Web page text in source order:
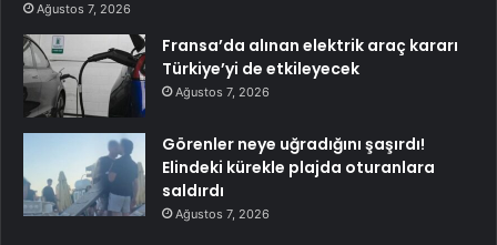
Ağustos 7, 2026
Fransa’da alınan elektrik araç kararı
Türkiye’yi de etkileyecek
Ağustos 7, 2026
Görenler neye uğradığını şaşırdı!
Elindeki kürekle plajda oturanlara
saldırdı
Ağustos 7, 2026